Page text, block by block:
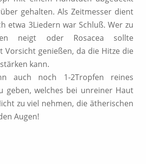
gehalten. Als Zeitmesser dient
etwa 3Liedern war Schluß. Wer zu
neigt oder Rosacea sollte
Vorsicht genießen, da die Hitze die
kann.
auch noch 1-2Tropfen reines
geben, welches bei unreiner Haut
zu viel nehmen, die ätherischen
Augen!